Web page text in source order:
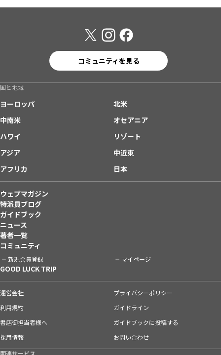
コミュニティを見る
国と地域
ヨーロッパ
北米
中南米
オセアニア
ハワイ
リゾート
アジア
中近東
アフリカ
日本
ウェブマガジン
特派員ブログ
ガイドブック
ニュース
著者一覧
コミュニティ
新規会員登録 マイページ
GOOD LUCK TRIP
運営会社
プライバシーポリシー
利用規約
ガイドライン
書店御担当者様へ
ガイドブックに投稿する
採用情報
お問い合わせ
関連サービス